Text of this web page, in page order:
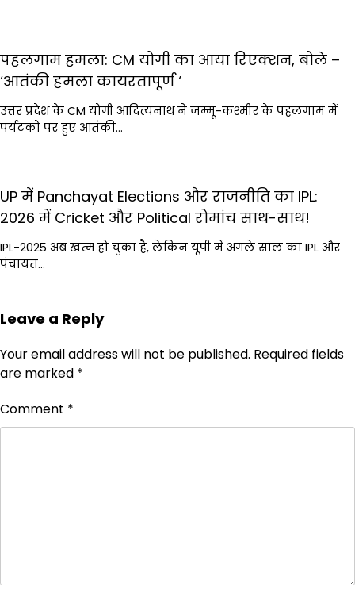
पहलगाम हमला: CM योगी का आया रिएक्शन, बोले –
‘आतंकी हमला कायरतापूर्ण ‘
उत्तर प्रदेश के CM योगी आदित्यनाथ ने जम्मू-कश्मीर के पहलगाम में
पर्यटकों पर हुए आतंकी…
UP में Panchayat Elections और राजनीति का IPL:
2026 में Cricket और Political रोमांच साथ-साथ!
IPL-2025 अब खत्म हो चुका है, लेकिन यूपी में अगले साल का IPL और
पंचायत…
Leave a Reply
Your email address will not be published. Required fields
are marked *
Comment *